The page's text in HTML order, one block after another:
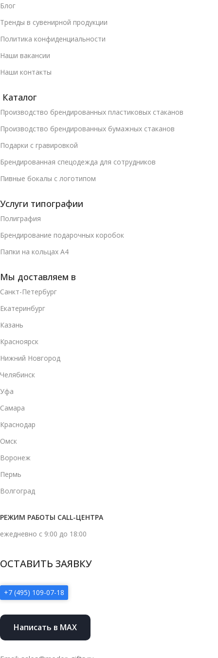
Блог
Тренды в сувенирной продукции
Политика конфиденциальности
Наши вакансии
Наши контакты
Каталог
Производство брендированных пластиковых стаканов
Производство брендированных бумажных стаканов
Подарки с гравировкой
Брендированная спецодежда для сотрудников
Пивные бокалы с логотипом
Услуги типографии
Полиграфия
Брендирование подарочных коробок
Папки на кольцах А4
Мы доставляем в
Санкт-Петербург
Екатеринбург
Казань
Красноярск
Нижний Новгород
Челябинск
Уфа
Самара
Краснодар
Омск
Воронеж
Пермь
Волгоград
РЕЖИМ РАБОТЫ CALL-ЦЕНТРА
ежедневно с 9:00 до 18:00
ОСТАВИТЬ ЗАЯВКУ
+7 (495) 109-07-18
Написать в MAX